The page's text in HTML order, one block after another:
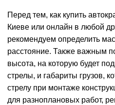
Перед тем, как купить
Киеве или онлайн в любой
рекомендуем определить
расстояние. Также важным
высота, на которую будет
стрелы, и габариты грузов,
стрелу при монтаже
для разноплановых работ,